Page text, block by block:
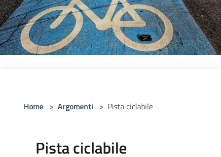
Home > Argomenti > Pista ciclabile
Pista ciclabile